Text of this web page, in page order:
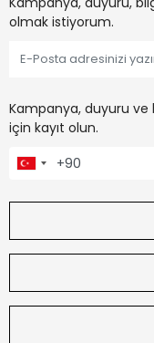
olmak istiyorum.
Kampanya, duyuru
için kayıt olun.